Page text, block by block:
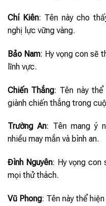
Chí Kiên: Tên này cho
nghị lực vững vàng.
Bảo Nam: Hy vọng con sẽ
lĩnh vực.
Chiến Thắng: Tên này
giành chiến thắng trong
Trường An: Tên mang ý
nhiều may mắn và bình an.
Đình Nguyên: Hy vọng con
mọi thử thách.
Vũ Phong: Tên này thể